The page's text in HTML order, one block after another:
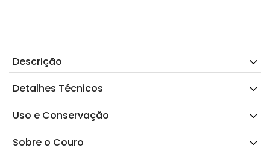
Descrição
Detalhes Técnicos
Uso e Conservação
Sobre o Couro